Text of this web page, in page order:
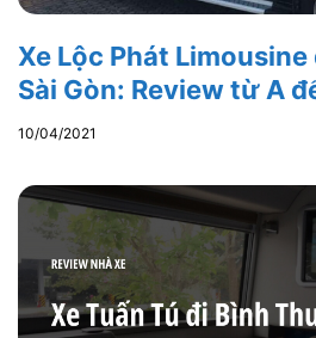
Xe Lộc Phát
Sài Gòn: Review từ A
10/04/2021